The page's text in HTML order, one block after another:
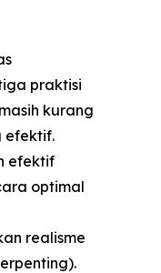
praktisi
kurang
efektif.
efektif
optimal
realisme